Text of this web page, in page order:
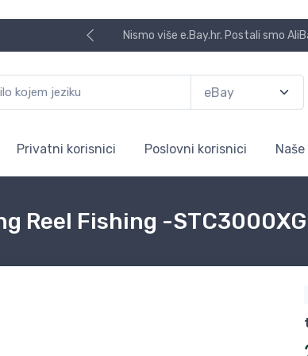
Nismo više e.Bay.hr. Postali smo
Privatni korisnici Poslovni korisnici
Reel Fishing -